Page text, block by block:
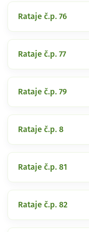
Rataje č.p. 76
Rataje č.p. 77
Rataje č.p. 79
Rataje č.p. 8
Rataje č.p. 81
Rataje č.p. 82